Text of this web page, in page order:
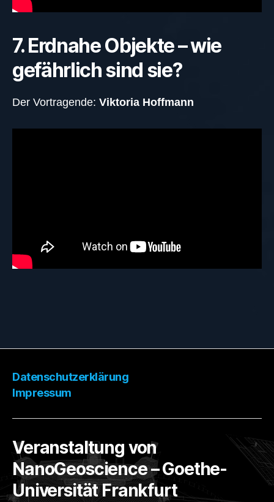
7. Erdnahe Objekte – wie
gefährlich sind sie?
Der Vortragende: Viktoria Hoffmann
Datenschutzerklärung
Impressum
Veranstaltung von
NanoGeoscience – Goethe-
Universität Frankfurt